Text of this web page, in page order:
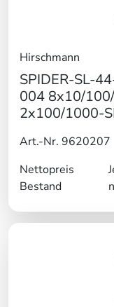
Hirschmann
SPIDER-SL-
004 8x10/
2x100/1000-
Art.-Nr. 9620207
Nettopreis
Bestand